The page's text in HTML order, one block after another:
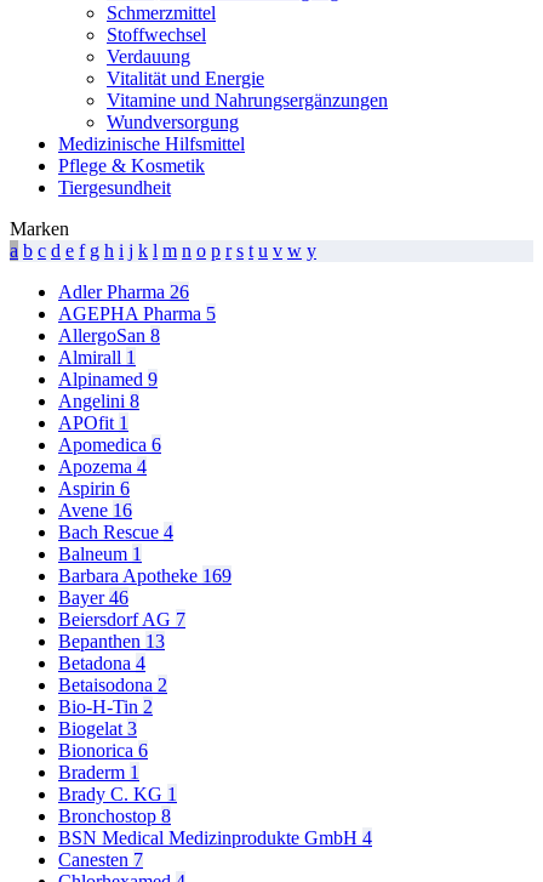
Schmerzmittel
Stoffwechsel
Verdauung
Vitalität und Energie
Vitamine und Nahrungsergänzungen
Wundversorgung
Medizinische Hilfsmittel
Pflege & Kosmetik
Tiergesundheit
Marken
a b c d e f g h i j k l m n o p r s t u v w y
Adler Pharma 26
AGEPHA Pharma 5
AllergoSan 8
Almirall 1
Alpinamed 9
Angelini 8
APOfit 1
Apomedica 6
Apozema 4
Aspirin 6
Avene 16
Bach Rescue 4
Balneum 1
Barbara Apotheke 169
Bayer46
Beiersdorf AG 7
Bepanthen 13
Betadona 4
Betaisodona 2
Bio-H-Tin 2
Biogelat3
Bionorica 6
Braderm 1
Brady C. KG 1
Bronchostop 8
BSN Medical Medizinprodukte GmbH 4
Canesten 7